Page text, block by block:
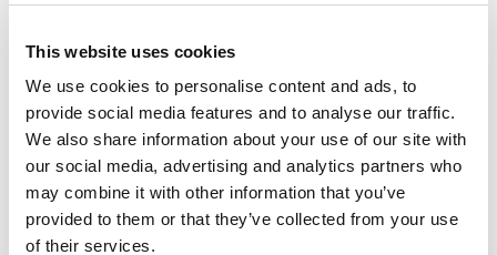
This website uses cookies
We use cookies to personalise content and ads, to
provide social media features and to analyse our traffic.
We also share information about your use of our site with
our social media, advertising and analytics partners who
may combine it with other information that you’ve
provided to them or that they’ve collected from your use
of their services.